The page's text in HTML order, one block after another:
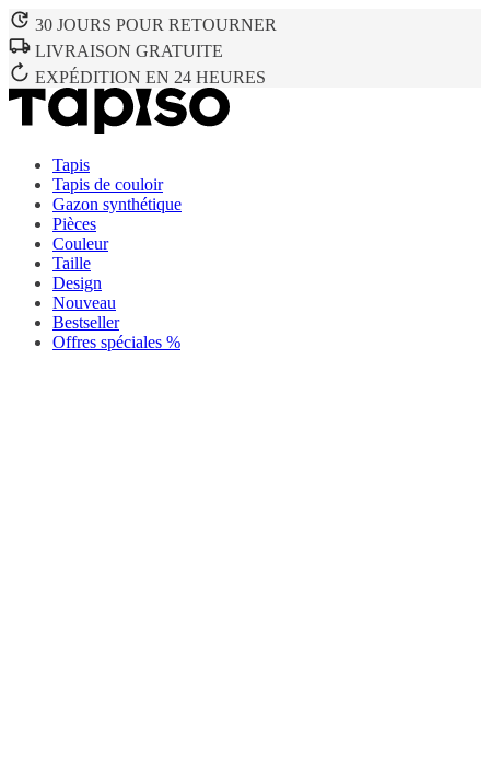
30 JOURS POUR RETOURNER
LIVRAISON GRATUITE
EXPÉDITION EN 24 HEURES
Tapis
Tapis de couloir
Gazon synthétique
Pièces
Couleur
Taille
Design
Nouveau
Bestseller
Offres spéciales %